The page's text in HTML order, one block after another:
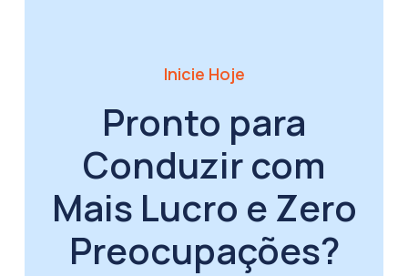
Inicie Hoje
Pronto para
Conduzir com
Mais Lucro e Zero
Preocupações?